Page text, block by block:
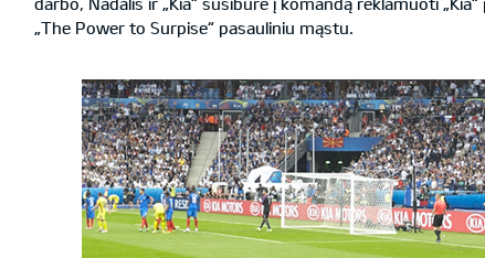
„The Power to Surpise“ pasauliniu mąstu.